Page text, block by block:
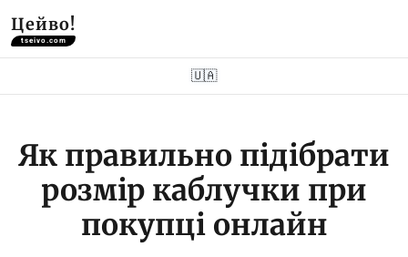
Цейво!
tseivo.com
🇺🇦
Як правильно підібрати
розмір каблучки при
покупці онлайн